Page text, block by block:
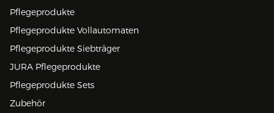
Pflegeprodukte
Pflegeprodukte Vollautomaten
Pflegeprodukte Siebträger
JURA Pflegeprodukte
Pflegeprodukte Sets
Zubehör